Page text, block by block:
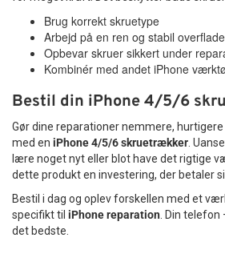
Brug korrekt skruetype
Arbejd på en ren og stabil overflade
Opbevar skruer sikkert under
Kombinér med andet iPhone
Bestil din iPhone 4/5/6
Gør dine reparationer nemmere,
med en iPhone 4/5/6 skruetrækker .
lære noget nyt eller blot have det rigtige
dette produkt en investering, der betaler
Bestil i dag og oplev forskellen med et
specifikt til iPhone reparation . Din
det bedste.